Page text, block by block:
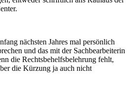
nächsten Jahres mal persönlich
und das mit der Sachbearbeiterin
die Rechtsbehelfsbelehrung fehlt,
die Kürzung ja auch nicht